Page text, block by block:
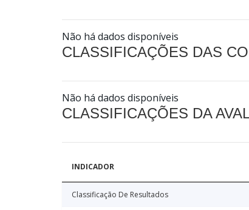
Não há dados disponíveis
CLASSIFICAÇÕES DAS
Não há dados disponíveis
CLASSIFICAÇÕES DA
INDICADOR
Classificação De Resultados